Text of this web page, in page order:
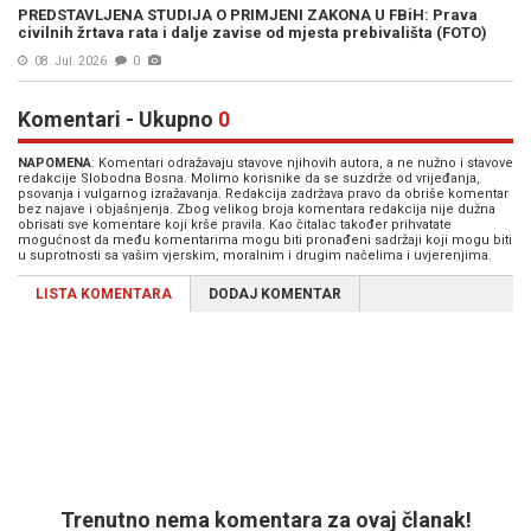
PREDSTAVLJENA STUDIJA O PRIMJENI ZAKONA U FBiH: Prava
civilnih žrtava rata i dalje zavise od mjesta prebivališta (FOTO)
08. Jul. 2026 0
Komentari - Ukupno 0
NAPOMENA: Komentari odražavaju stavove njihovih autora, a ne nužno i stavove
redakcije Slobodna Bosna. Molimo korisnike da se suzdrže od vrijeđanja,
psovanja i vulgarnog izražavanja. Redakcija zadržava pravo da obriše komentar
bez najave i objašnjenja. Zbog velikog broja komentara redakcija nije dužna
obrisati sve komentare koji krše pravila. Kao čitalac također prihvatate
mogućnost da među komentarima mogu biti pronađeni sadržaji koji mogu biti
u suprotnosti sa vašim vjerskim, moralnim i drugim načelima i uvjerenjima.
LISTA KOMENTARA DODAJ KOMENTAR
Trenutno nema komentara za ovaj članak!